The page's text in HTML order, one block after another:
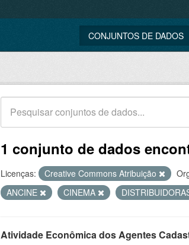
CONJUNTOS DE DADOS
1 conjunto de dados
Licenças: Creative Commons Atribuição
ANCINE
CINEMA
Atividade Econômica dos Agentes